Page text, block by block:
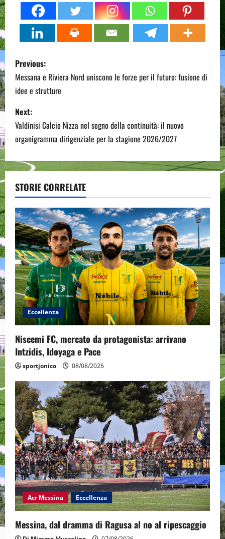
P
o
s
t
n
a
v
i
g
a
t
i
o
n
Previous:
Messana e Riviera Nord uniscono le forze per il futuro: fusione di
idee e strutture
Next:
Valdinisi Calcio Nizza nel segno della continuità: il nuovo
organigramma dirigenziale per la stagione 2026/2027
STORIE CORRELATE
Eccellenza
Niscemi FC, mercato da protagonista: arrivano
Intzidis, Idoyaga e Pace
sportjonico 08/08/2026
Acr Messina Eccellenza
Messina, dal dramma di Ragusa al no al ripescaggio